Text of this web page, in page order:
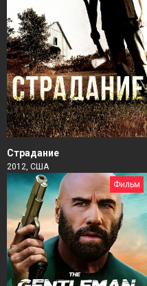
Страдание
2012, США
Фильм